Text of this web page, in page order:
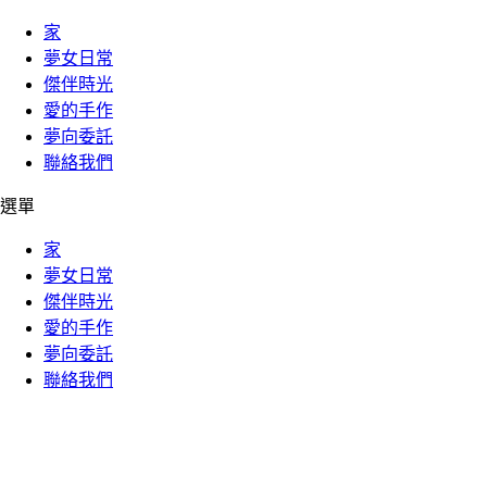
家
夢女日常
傑伴時光
愛的手作
夢向委託
聯絡我們
選單
家
夢女日常
傑伴時光
愛的手作
夢向委託
聯絡我們